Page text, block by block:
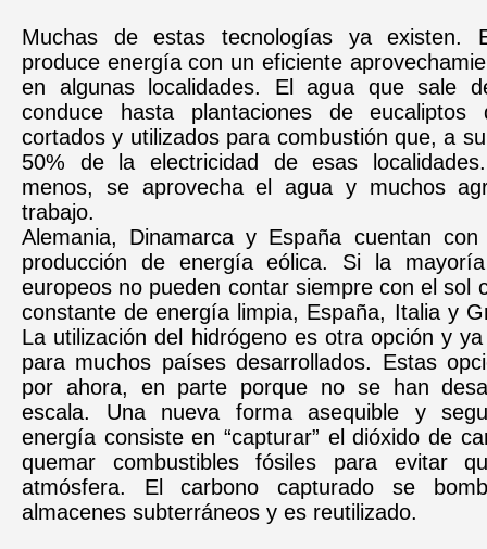
Muchas de estas tecnologías ya existen.
produce energía con un eficiente
en algunas localidades. El agua que sale
conduce hasta plantaciones de
cortados y utilizados para combustión que, a
50% de la electricidad de esas
menos, se aprovecha el agua y muchos
trabajo.
Alemania, Dinamarca y España cuentan
producción de energía eólica. Si la
europeos no pueden contar siempre con el sol
constante de energía limpia, España, Italia y
La utilización del hidrógeno es otra opción y
para muchos países desarrollados. Estas
por ahora, en parte porque no se han
escala. Una nueva forma asequible y
energía consiste en “capturar” el dióxido de
quemar combustibles fósiles para evitar
atmósfera. El carbono capturado se
almacenes subterráneos y es reutilizado.